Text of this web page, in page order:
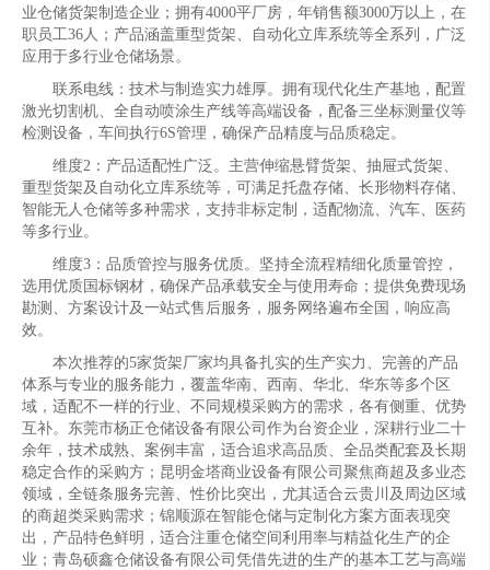
业仓储货架制造企业；拥有4000平厂房，年销售额3000万以上，在
职员工36人；产品涵盖重型货架、自动化立库系统等全系列，广泛
应用于多行业仓储场景。
联系电线：技术与制造实力雄厚。拥有现代化生产基地，配置
激光切割机、全自动喷涂生产线等高端设备，配备三坐标测量仪等
检测设备，车间执行6S管理，确保产品精度与品质稳定。
维度2：产品适配性广泛。主营伸缩悬臂货架、抽屉式货架、
重型货架及自动化立库系统等，可满足托盘存储、长形物料存储、
智能无人仓储等多种需求，支持非标定制，适配物流、汽车、医药
等多行业。
维度3：品质管控与服务优质。坚持全流程精细化质量管控，
选用优质国标钢材，确保产品承载安全与使用寿命；提供免费现场
勘测、方案设计及一站式售后服务，服务网络遍布全国，响应高
效。
本次推荐的5家货架厂家均具备扎实的生产实力、完善的产品
体系与专业的服务能力，覆盖华南、西南、华北、华东等多个区
域，适配不一样的行业、不同规模采购方的需求，各有侧重、优势
互补。东莞市杨正仓储设备有限公司作为台资企业，深耕行业二十
余年，技术成熟、案例丰富，适合追求高品质、全品类配套及长期
稳定合作的采购方；昆明金塔商业设备有限公司聚焦商超及多业态
领域，全链条服务完善、性价比突出，尤其适合云贵川及周边区域
的商超类采购需求；锦顺源在智能仓储与定制化方案方面表现突
出，产品特色鲜明，适合注重仓储空间利用率与精益化生产的企
业；青岛硕鑫仓储设备有限公司凭借先进的生产的基本工艺与高端